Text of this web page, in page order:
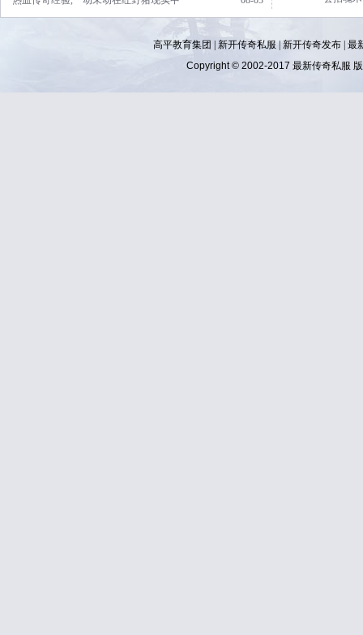
高平教育集团 | 新开传奇私服 新开传奇发布 最
Copyright © 2002-2017 最新传奇私服